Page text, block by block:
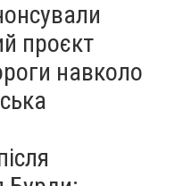
проєкт
навколо